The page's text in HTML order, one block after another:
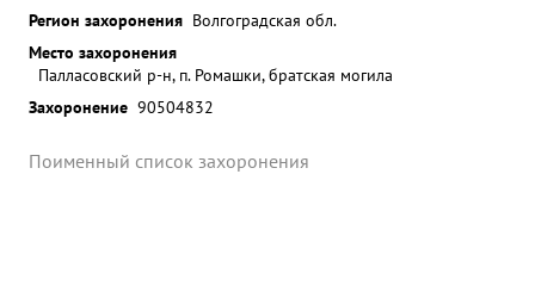
Регион захоронения Волгоградская обл.
Место захоронения
Палласовский р-н, п. Ромашки, братская могила
Захоронение 90504832
Поименный список захоронения